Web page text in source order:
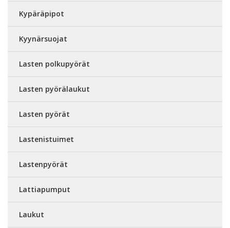
Kypäräpipot
Kyynärsuojat
Lasten polkupyörät
Lasten pyörälaukut
Lasten pyörät
Lastenistuimet
Lastenpyörät
Lattiapumput
Laukut